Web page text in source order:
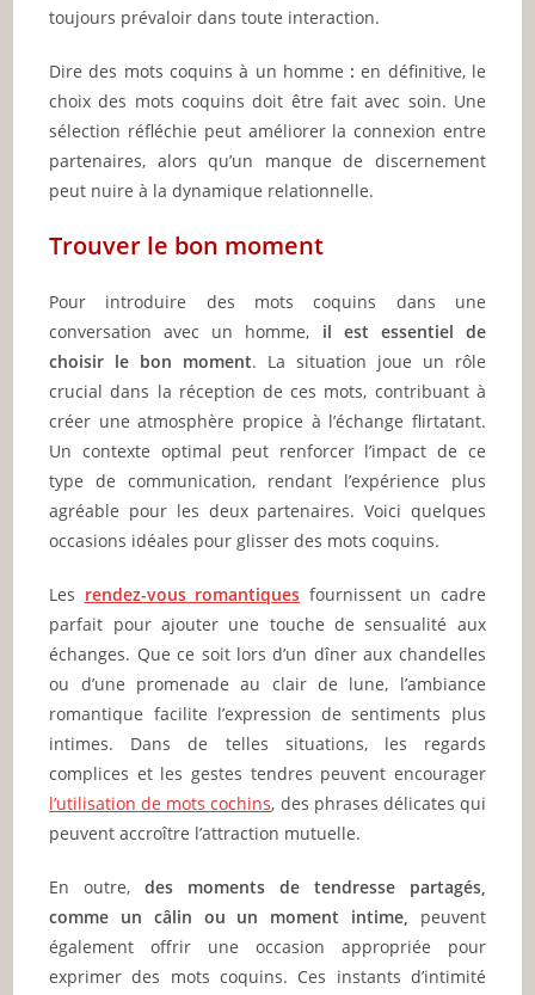
toujours prévaloir dans toute interaction.
Dire des mots coquins à un homme : en définitive, le
choix des mots coquins doit être fait avec soin. Une
sélection réfléchie peut améliorer la connexion entre
partenaires, alors qu’un manque de discernement
peut nuire à la dynamique relationnelle.
Trouver le bon moment
Pour introduire des mots coquins dans une
conversation avec un homme, il est essentiel de
choisir le bon moment. La situation joue un rôle
crucial dans la réception de ces mots, contribuant à
créer une atmosphère propice à l’échange flirtatant.
Un contexte optimal peut renforcer l’impact de ce
type de communication, rendant l’expérience plus
agréable pour les deux partenaires. Voici quelques
occasions idéales pour glisser des mots coquins.
Les rendez-vous romantiques fournissent un cadre
parfait pour ajouter une touche de sensualité aux
échanges. Que ce soit lors d’un dîner aux chandelles
ou d’une promenade au clair de lune, l’ambiance
romantique facilite l’expression de sentiments plus
intimes. Dans de telles situations, les regards
complices et les gestes tendres peuvent encourager
l’utilisation de mots cochins, des phrases délicates qui
peuvent accroître l’attraction mutuelle.
En outre,des moments de tendresse partagés,
comme un câlin ou un moment intime,
peuvent
également offrir une occasion appropriée pour
exprimer des mots coquins. Ces instants d’intimité